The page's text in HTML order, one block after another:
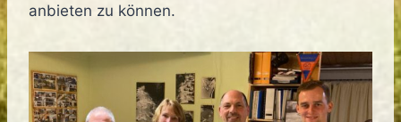
anbieten zu können.